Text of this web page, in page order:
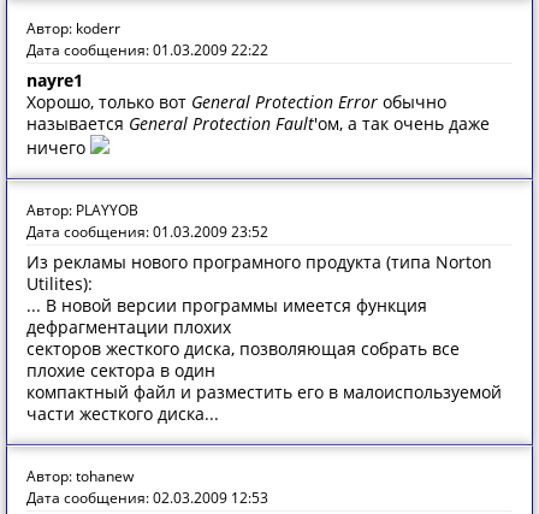
Автор: koderr
Дата сообщения: 01.03.2009 22:22
nayre1
Хорошо, только вот General Protection Error обычно
называется General Protection Fault'ом, а так очень даже
ничего
Автор: PLAYYOB
Дата сообщения: 01.03.2009 23:52
Из рекламы нового програмного продукта (типа Norton
Utilites):
... В новой версии программы имеется функция
дефрагментации плохих
секторов жесткого диска, позволяющая собрать все
плохие сектора в один
компактный файл и разместить его в малоиспользуемой
части жесткого диска...
Автор: tohanew
Дата сообщения: 02.03.2009 12:53